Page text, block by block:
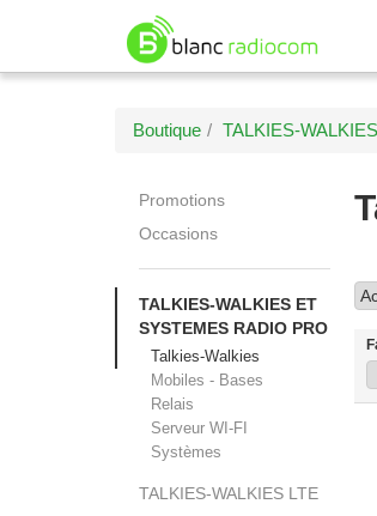
Boutique TALKIES-
Promotions
Occasions
TALKIES-WALKIES ET
SYSTEMES RADIO PRO
Talkies-Walkies
Mobiles - Bases
Relais
Serveur WI-FI
Systèmes
TALKIES-WALKIES LTE